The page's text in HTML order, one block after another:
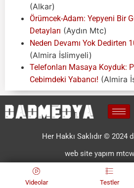
(Alkar)
Örümcek-Adam: Yepyeni Bir
Detayları (Aydın Mtc)
Neden Devamı Yok Dedirten
(Almira İslimyeli)
Telefonları Masaya Koyduk:
Cebimdeki Yabancı! (Almira
Her Hakkı Saklıdır © 2024
web site yapım
Videolar Testler